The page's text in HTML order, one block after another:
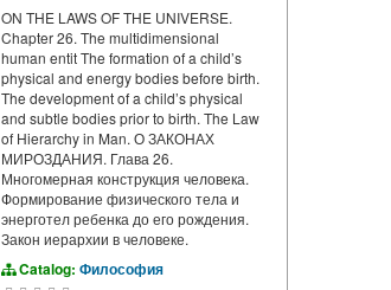
ON THE LAWS OF THE UNIVERSE.
Chapter 26. The multidimensional
human entit The formation of a child’s
physical and energy bodies before birth.
The development of a child’s physical
and subtle bodies prior to birth. The Law
of Hierarchy in Man. О ЗАКОНАХ
МИРОЗДАНИЯ. Глава 26.
Многомерная конструкция человека.
Формирование физического тела и
энерготел ребенка до его рождения.
Закон иерархии в человеке.
Catalog: Философия